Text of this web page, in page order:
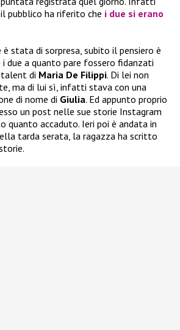
pubblico ha riferito che i due si erano
è stata di sorpresa, subito il pensiero è
due a quanto pare fossero fidanzati
di Maria De Filippi. Di lei non
ma di lui sì, infatti stava con una
di nome di Giulia. Ed appunto proprio
un post nelle sue storie Instagram
quanto accaduto. Ieri poi è andata in
tarda serata, la ragazza ha scritto